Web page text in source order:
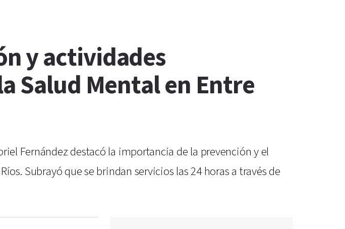
y actividades
Salud Mental en Entre
Fernández destacó la importancia de la prevención y el
Subrayó que se brindan servicios las 24 horas a través de